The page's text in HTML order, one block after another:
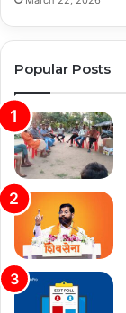
Popular Posts